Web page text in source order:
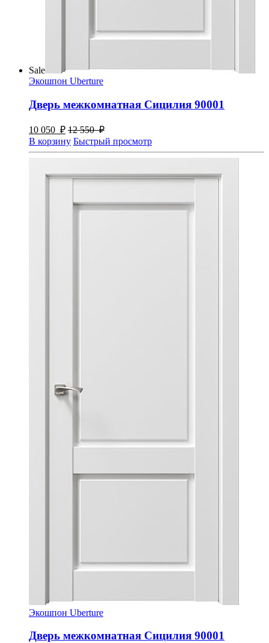
Sale
Экошпон Uberture
Дверь межкомнатная Сицилия 90001
10 050 ₽ 12 550 ₽
В корзину Быстрый просмотр
Экошпон Uberture
Дверь межкомнатная Сицилия 90001